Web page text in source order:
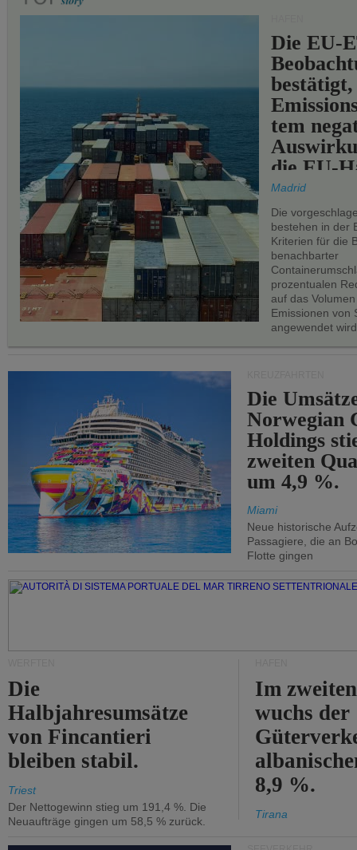
Die EU-
bestätigt,
tem
die EU-
Madrid
Die
bestehen in der
Kriterien für die
benachbarter
prozentualen
auf das
Emissionen von
angewendet
Die
Norwegian
Holdings
zweiten
um 4,9 %.
Miami
Neue historische
Passagiere, die an
Flotte gingen
Die
Halbjahresumsätze
von Fincantieri
bleiben stabil.
Triest
Der Nettogewinn stieg um 191,4 %. Die
Neuaufträge gingen um 58,5 % zurück.
Im
wuchs der
8,9 %.
Tirana